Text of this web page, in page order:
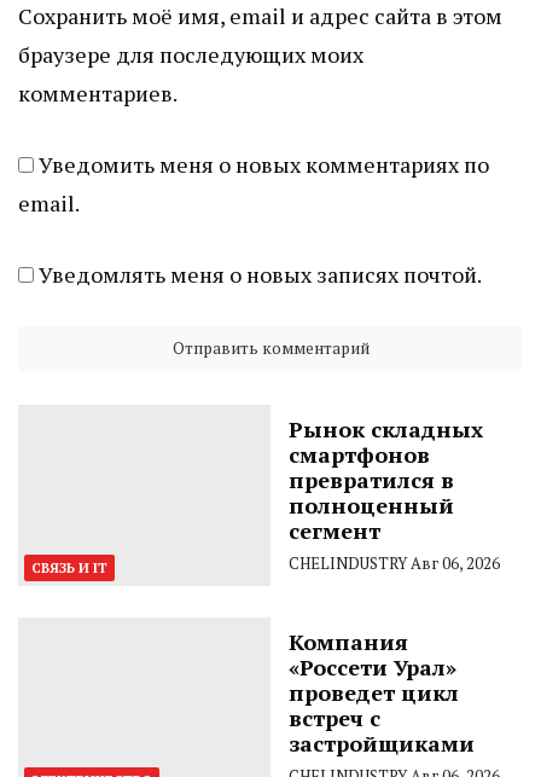
Сохранить моё имя, email и адрес сайта в этом
браузере для последующих моих
комментариев.
Уведомить меня о новых комментариях по
email.
Уведомлять меня о новых записях почтой.
СВЯЗЬ И IT
Рынок складных
смартфонов
превратился в
полноценный
сегмент
CHELINDUSTRYАвг 06, 2026
Компания
«Россети Урал»
проведет цикл
встреч с
застройщиками